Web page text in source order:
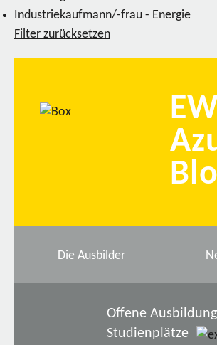
Industriekaufmann/-frau - Energie
Filter zurücksetzen
Die Ausbilder
Offene
Studienplätze